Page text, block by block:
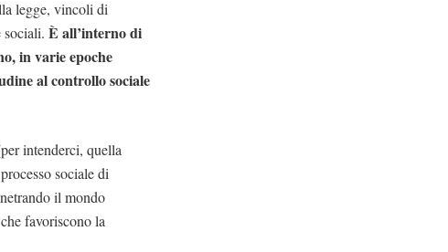
legge, vincoli di
sociali.È all’interno di
in varie epoche
al controllo sociale
intenderci, quella
sociale di
il mondo
favoriscono la